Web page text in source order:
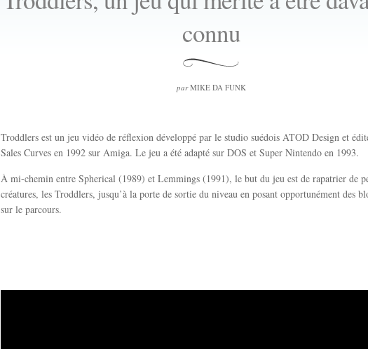
connu
parMIKE DA FUNK
Troddlers est un jeu vidéo de réflexion développé par le studio suédois ATOD Design et
Sales Curves en 1992 sur Amiga. Le jeu a été adapté sur DOS et Super Nintendo en 1993.
À mi-chemin entre Spherical (1989) et Lemmings (1991), le but du jeu est de rapatrier de
créatures, les Troddlers, jusqu’à la porte de sortie du niveau en posant opportunément des
sur le parcours.